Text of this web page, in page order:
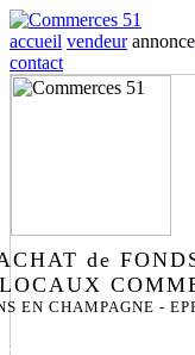
accueil vendeur
contact
de
EN CHAMPAGNE -